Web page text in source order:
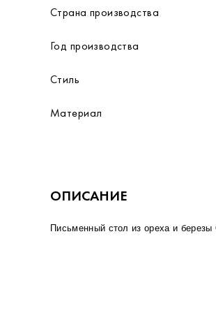
Страна производства
Год производства
Стиль
Материал
ОПИСАНИЕ
Письменный стол из ореха и